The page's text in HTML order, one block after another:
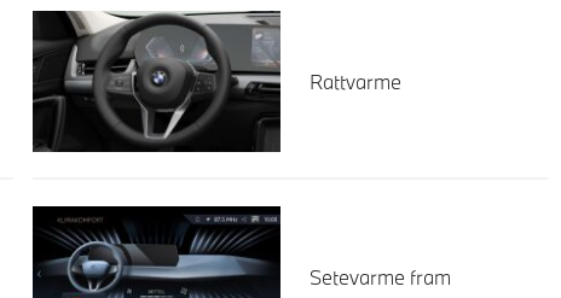
Rattvarme
Setevarme fram